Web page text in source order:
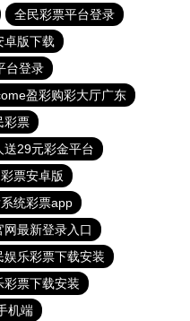
全民彩票平台登录
卓版下载
台登录
盈彩购彩大厅广东
彩票
送29元彩金平台
票安卓版
统彩票app
网最新登录入口
娱乐彩票下载安装
彩票下载安装
机端